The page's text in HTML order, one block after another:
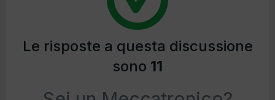
Le risposte a questa discussione
sono 11